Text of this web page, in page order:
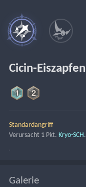
Cicin-Eiszapfen
Standardangriff
Verursacht 1 Pkt. Kryo-SCH .
Galerie